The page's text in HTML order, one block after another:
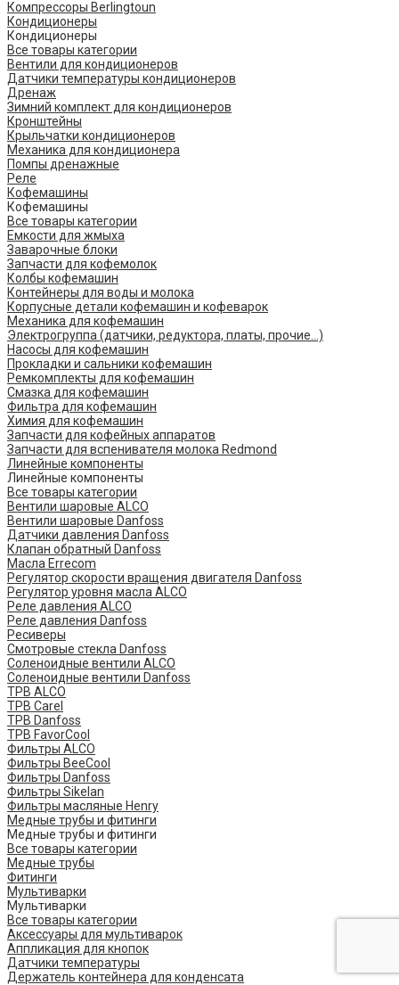
Компрессоры Berlingtoun
Кондиционеры
Кондиционеры
Все товары категории
Вентили для кондиционеров
Датчики температуры кондиционеров
Дренаж
Зимний комплект для кондиционеров
Кронштейны
Крыльчатки кондиционеров
Механика для кондиционера
Помпы дренажные
Реле
Кофемашины
Кофемашины
Все товары категории
Емкости для жмыха
Заварочные блоки
Запчасти для кофемолок
Колбы кофемашин
Контейнеры для воды и молока
Корпусные детали кофемашин и кофеварок
Механика для кофемашин
Электрогруппа (датчики, редуктора, платы, прочие...)
Насосы для кофемашин
Прокладки и сальники кофемашин
Ремкомплекты для кофемашин
Смазка для кофемашин
Фильтра для кофемашин
Химия для кофемашин
Запчасти для кофейных аппаратов
Запчасти для вспенивателя молока Redmond
Линейные компоненты
Линейные компоненты
Все товары категории
Вентили шаровые ALCO
Вентили шаровые Danfoss
Датчики давления Danfoss
Клапан обратный Danfoss
Масла Errecom
Регулятор скорости вращения двигателя Danfoss
Регулятор уровня масла ALCO
Реле давления ALCO
Реле давления Danfoss
Ресиверы
Смотровые стекла Danfoss
Соленоидные вентили ALCO
Соленоидные вентили Danfoss
ТРВ ALCO
ТРВ Carel
ТРВ Danfoss
ТРВ FavorCool
Фильтры ALCO
Фильтры BeeCool
Фильтры Danfoss
Фильтры Sikelan
Фильтры масляные Henry
Медные трубы и фитинги
Медные трубы и фитинги
Все товары категории
Медные трубы
Фитинги
Мультиварки
Мультиварки
Все товары категории
Аксессуары для мультиварок
Аппликация для кнопок
Датчики температуры
Держатель контейнера для конденсата